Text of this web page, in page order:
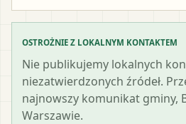
OSTROŻNIE Z LOKALNYM KONTAKTEM
Nie publikujemy lokalnych
niezatwierdzonych źródeł.
najnowszy komunikat gminy,
Warszawie.